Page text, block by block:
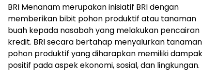
BRI Menanam merupakan inisiatif BRI dengan
memberikan bibit pohon produktif atau tanaman
buah kepada nasabah yang melakukan pencairan
kredit. BRI secara bertahap menyalurkan tanaman
pohon produktif yang diharapkan memiliki dampak
positif pada aspek ekonomi, sosial, dan lingkungan.